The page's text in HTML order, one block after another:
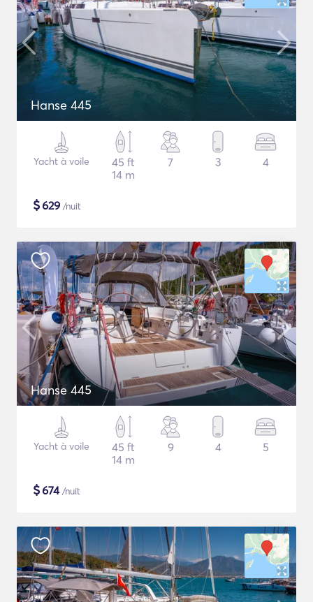
Hanse 445
Yacht à voile
45 ft
14 m
7 3 4
$629 /nuit
Hanse 445
Yacht à voile
45 ft
14 m
9 4 5
$674/nuit